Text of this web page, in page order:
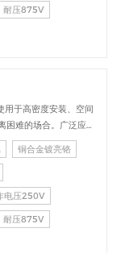
耐压875V
用于高密度安装、空间
困难的场合。广泛应用
设备、测试检测设
工业控制等场合的交
信号连接传输。
铜合金镀亮铬
电压250V
耐压875V